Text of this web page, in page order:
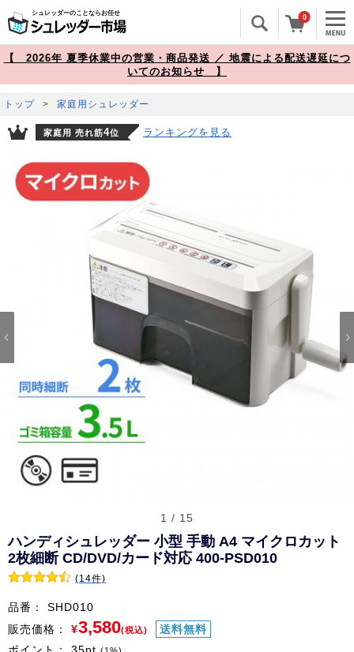
シュレッダーのことならお任せ
0
【 2026年 夏季休業中の営業・商品発送 ／ 地震による配送遅延につ
いてのお知らせ 】
トップ > 家庭用シュレッダー
家庭用 売れ筋4位 ランキングを見る
1 / 15
ハンディシュレッダー 小型 手動 A4 マイクロカット
2枚細断 CD/DVD/カード対応 400-PSD010
(14件)
品番：
SHD010
販売価格：
¥3,580(税込)
送料無料